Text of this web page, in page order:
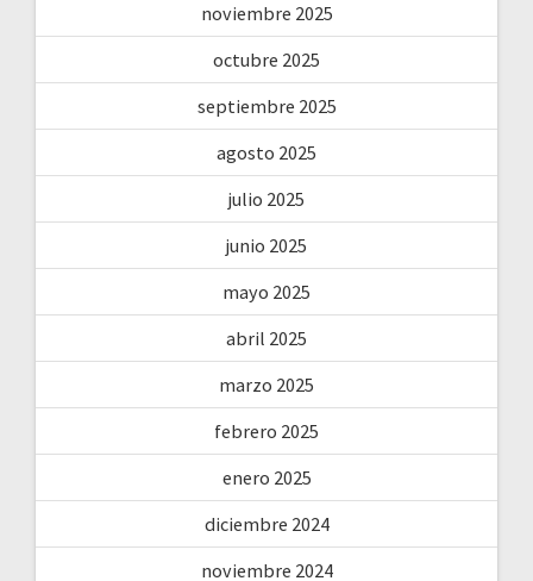
noviembre 2025
octubre 2025
septiembre 2025
agosto 2025
julio 2025
junio 2025
mayo 2025
abril 2025
marzo 2025
febrero 2025
enero 2025
diciembre 2024
noviembre 2024